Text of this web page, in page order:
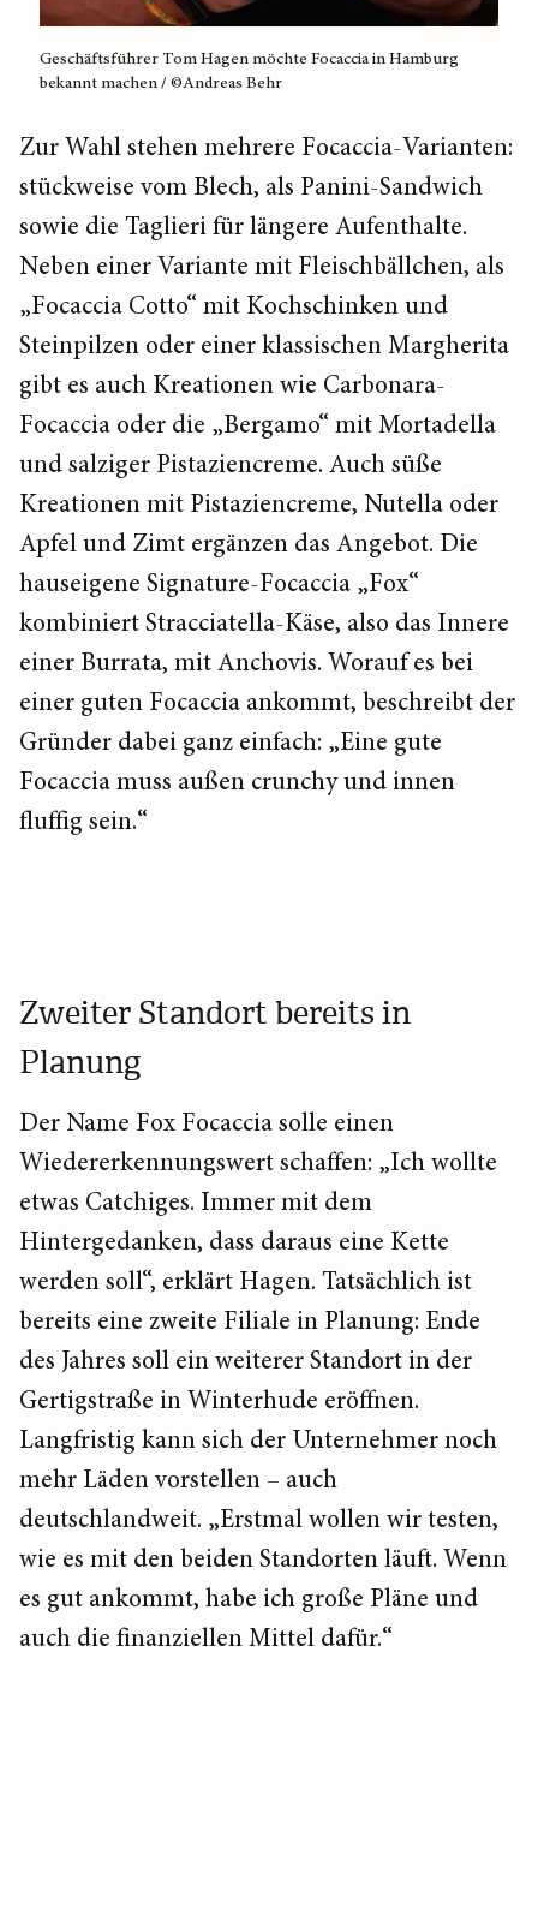
Geschäftsführer Tom Hagen möchte Focaccia in Hamburg
bekannt machen / ©Andreas Behr
Zur Wahl stehen mehrere Focaccia-Varianten:
stückweise vom Blech, als Panini-Sandwich
sowie die Taglieri für längere Aufenthalte.
Neben einer Variante mit Fleischbällchen, als
„Focaccia Cotto“ mit Kochschinken und
Steinpilzen oder einer klassischen Margherita
gibt es auch Kreationen wie Carbonara-
Focaccia oder die „Bergamo“ mit Mortadella
und salziger Pistaziencreme. Auch süße
Kreationen mit Pistaziencreme, Nutella oder
Apfel und Zimt ergänzen das Angebot. Die
hauseigene Signature-Focaccia „Fox“
kombiniert Stracciatella-Käse, also das Innere
einer Burrata, mit Anchovis. Worauf es bei
einer guten Focaccia ankommt, beschreibt der
Gründer dabei ganz einfach: „Eine gute
Focaccia muss außen crunchy und innen
fluffig sein.“
Zweiter Standort bereits in
Planung
Der Name Fox Focaccia solle einen
Wiedererkennungswert schaffen: „Ich wollte
etwas Catchiges. Immer mit dem
Hintergedanken, dass daraus eine Kette
werden soll“, erklärt Hagen. Tatsächlich ist
bereits eine zweite Filiale in Planung: Ende
des Jahres soll ein weiterer Standort in der
Gertigstraße in Winterhude eröffnen.
Langfristig kann sich der Unternehmer noch
mehr Läden vorstellen – auch
deutschlandweit. „Erstmal wollen wir testen,
wie es mit den beiden Standorten läuft. Wenn
es gut ankommt, habe ich große Pläne und
auch die finanziellen Mittel dafür.“